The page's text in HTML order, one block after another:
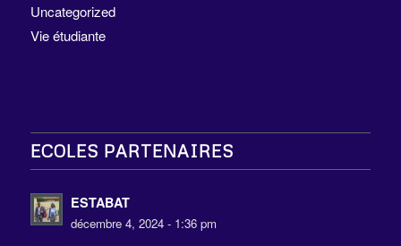
Uncategorized
Vie étudiante
ECOLES PARTENAIRES
ESTABAT
décembre 4, 2024 - 1:36 pm